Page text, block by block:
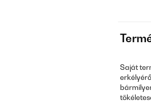
Saját